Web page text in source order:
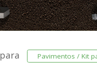
para Pavimentos / Kit